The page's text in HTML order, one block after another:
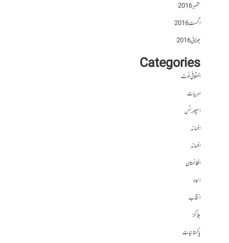
ستمبر 2016
اگست 2016
جولائی 2016
Categories
اختلافی نوٹ
ادبیات
اسپورٹس
افسانہ
افسانہ
افغانستان
الحاد
انتخاب
بلاگز
پاکستانیات